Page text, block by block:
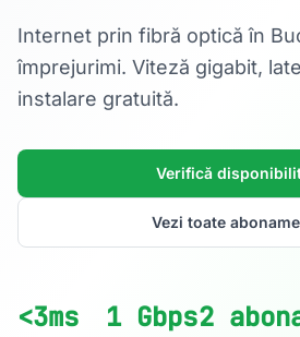
Internet prin fibră optică în
împrejurimi. Viteză gigabit,
instalare gratuită.
Verifică
Vezi toate
<3ms 1 Gbps2